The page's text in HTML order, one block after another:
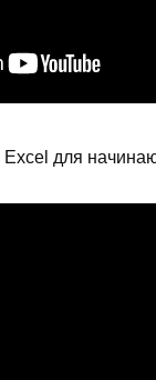
Excel для